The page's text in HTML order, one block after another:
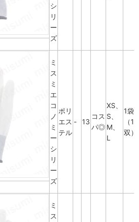
シ
リ
ー
ズ
ミ
ス
ミ
エ
コ
ノ
ミ
ー
シ
リ
ー
ズ
ポリ
エス
テル
- 13
コス
パ◎
XS、
S、
M、
L
1袋
（10
双）
ミ
ス